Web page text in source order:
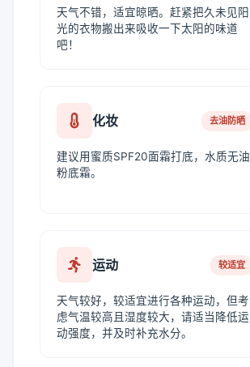
天气不错，适宜晾晒。赶紧把久未见阳
光的衣物搬出来吸收一下太阳的味道
吧！
化妆 去油防晒
建议用蜜质SPF20面霜打底，水质无油
粉底霜。
运动 较适宜
天气较好，较适宜进行各种运动，但考
虑气温较高且湿度较大，请适当降低运
动强度，并及时补充水分。